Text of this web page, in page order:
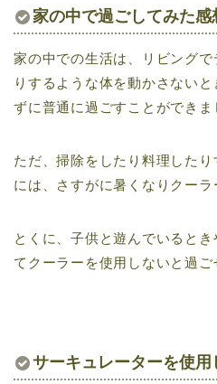
家の中で過ごしてみた感
家の中での生活は、リビング
りするような体を動かさない
ずに普通に過ごすことができま
ただ、掃除をしたり料理した
には、さすがに暑くなりクーラ
とくに、子供と遊んでいると
てクーラーを使用しないと過ご
サーキュレーターを使用